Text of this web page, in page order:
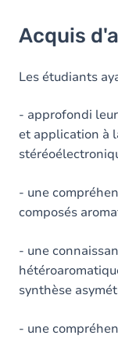
Objectifs
Contenu
Table des
Exercices
Acquis
Les étudiants
- approfondi
et application à
- une
composés
- une
synthèse
- une